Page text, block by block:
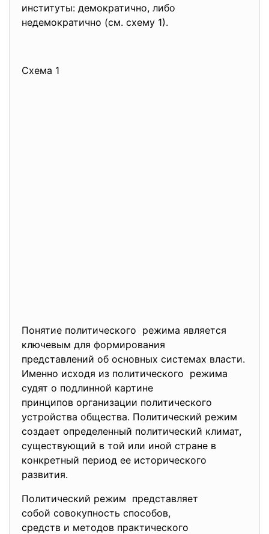
институты: демократично, либо
недемократично (см. схему 1).
Схема 1
Понятие политического режима является
ключевым для формирования
представлений об основных системах власти.
Именно исходя из политического режима
судят о подлинной картине
принципов организации политического
устройства общества. Политический режим
создает определенный политический климат,
существующий в той или иной стране в
конкретный период ее исторического
развития.
Политический режим представляет
собой совокупность способов,
средств и методов практического